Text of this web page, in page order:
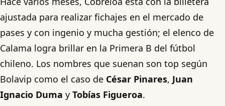
ajustada para realizar fichajes en el mercado de
pases y con ingenio y mucha gestión; el elenco de
Calama logra brillar en la Primera B del fútbol
chileno. Los nombres que suenan son top según
Bolavip como el caso de César Pinares, Juan
Ignacio Duma y Tobías Figueroa.